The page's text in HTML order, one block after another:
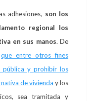
adhesiones, son los
regional los
en sus manos. De
que entre otros fines
pública y prohibir los
de vivienda y los
sea tramitada y